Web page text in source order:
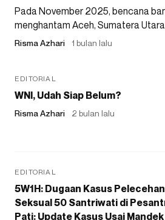
Pada November 2025, bencana
menghantam Aceh, Sumatera
Risma Azhari 1 bulan lalu
EDITORIAL
WNI, Udah Siap Belum?
Risma Azhari 2 bulan lalu
EDITORIAL
5W1H: Dugaan Kasus Pelecehan
Seksual 50 Santriwati di
Pati: Update Kasus Usai